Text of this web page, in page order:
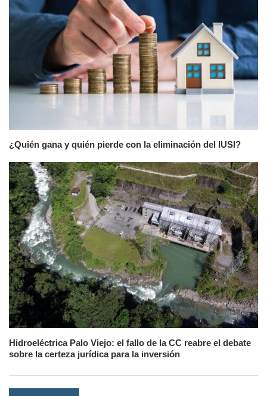
¿Quién gana y quién pierde con la eliminación del IUSI?
Hidroeléctrica Palo Viejo: el fallo de la CC reabre el debate
sobre la certeza jurídica para la inversión